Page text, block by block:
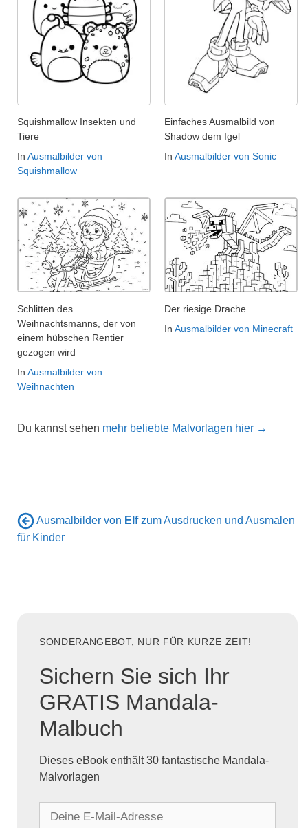
Squishmallow Insekten und
Tiere
In Ausmalbilder von
Squishmallow
Einfaches Ausmalbild von
Shadow dem Igel
In Ausmalbilder von Sonic
Schlitten des
Weihnachtsmanns, der von
einem hübschen Rentier
gezogen wird
In Ausmalbilder von
Weihnachten
Der riesige Drache
In Ausmalbilder von Minecraft
Du kannst sehen mehr beliebte Malvorlagen hier →
Ausmalbilder von Elfzum Ausdrucken und Ausmalen
für Kinder
SONDERANGEBOT, NUR FÜR KURZE ZEIT!
Sichern Sie sich Ihr
GRATIS Mandala-
Malbuch
Dieses eBook enthält 30 fantastische Mandala-
Malvorlagen